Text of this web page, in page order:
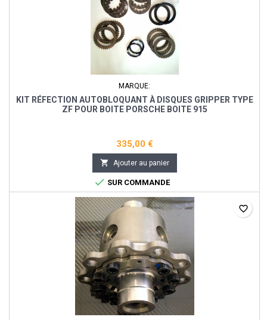
MARQUE:
KIT RÉFECTION AUTOBLOQUANT À DISQUES GRIPPER TYPE
ZF POUR BOITE PORSCHE BOITE 915
335,00 €
 Ajouter au panier
 SUR COMMANDE
favorite_border